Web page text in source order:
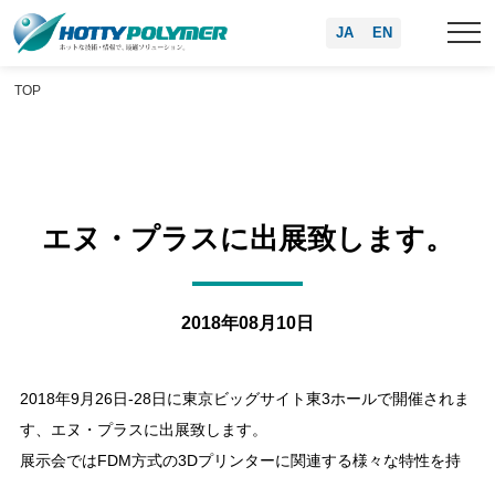
EN
JA
TOP
エヌ・プラスに出展致します。
2018年08月10日
2018年9月26日-28日に東京ビッグサイト東3ホールで開催されま
す、エヌ・プラスに出展致します。
展示会ではFDM方式の3Dプリンターに関連する様々な特性を持